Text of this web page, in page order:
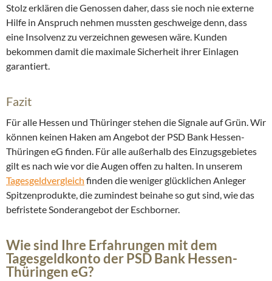
Stolz erklären die Genossen daher, dass sie noch nie externe
Hilfe in Anspruch nehmen mussten geschweige denn, dass
eine Insolvenz zu verzeichnen gewesen wäre. Kunden
bekommen damit die maximale Sicherheit ihrer Einlagen
garantiert.
Fazit
Für alle Hessen und Thüringer stehen die Signale auf Grün. Wir
können keinen Haken am Angebot der PSD Bank Hessen-
Thüringen eG finden. Für alle außerhalb des Einzugsgebietes
gilt es nach wie vor die Augen offen zu halten. In unserem
Tagesgeldvergleich finden die weniger glücklichen Anleger
Spitzenprodukte, die zumindest beinahe so gut sind, wie das
befristete Sonderangebot der Eschborner.
Wie sind Ihre Erfahrungen mit dem
Tagesgeldkonto der PSD Bank Hessen-
Thüringen eG?